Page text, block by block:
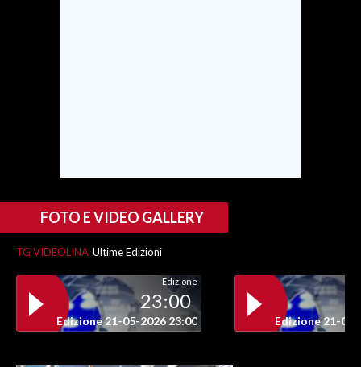
INFO AZIENDE
ANNUNCI
NECROLOGI
PUBBLICITÀ
SPIAGGE
STORE
FOTO E VIDEO GALLERY
TG VIDEOLINA Ultime Edizioni
Edizione
23:00
Edizione 21-05-2026 23:00 Edizione 21-05-